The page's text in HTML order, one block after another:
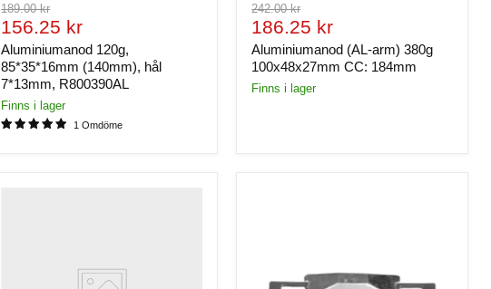
Ursprungligt
pris
189.00 kr
Nuvarande
pris
156.25 kr
Aluminiumanod 120g,
85*35*16mm (140mm), hål
7*13mm, R800390AL
Finns i lager
1 Omdöme
Ursprungligt
pris
242.00 kr
Nuvarande
pris
186.25 kr
Aluminiumanod (AL-arm) 380g
100x48x27mm CC: 184mm
Finns i lager